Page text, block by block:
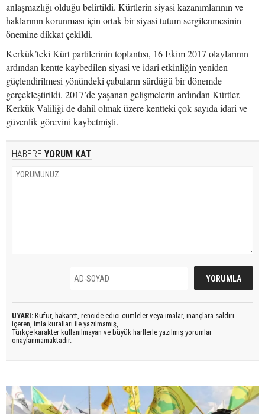
anlaşmazlığı olduğu belirtildi. Kürtlerin siyasi kazanımlarının ve
haklarının korunması için ortak bir siyasi tutum sergilenmesinin
önemine dikkat çekildi.
Kerkük’teki Kürt partilerinin toplantısı, 16 Ekim 2017 olaylarının
ardından kentte kaybedilen siyasi ve idari etkinliğin yeniden
güçlendirilmesi yönündeki çabaların sürdüğü bir dönemde
gerçekleştirildi. 2017’de yaşanan gelişmelerin ardından Kürtler,
Kerkük Valiliği de dahil olmak üzere kentteki çok sayıda idari ve
güvenlik görevini kaybetmişti.
HABERE YORUM KAT
UYARI: Küfür, hakaret, rencide edici cümleler veya imalar, inançlara saldırı
içeren, imla kuralları ile yazılmamış,
Türkçe karakter kullanılmayan ve büyük harflerle yazılmış yorumlar
onaylanmamaktadır.